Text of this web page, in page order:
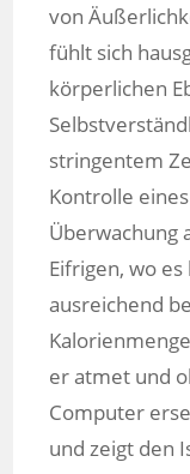
von
fühlt sich
körperlichen
stringentem
Kontrolle
Überwachung
Eifrigen, wo
ausreichend
er atmet und
Computer
und zeigt den